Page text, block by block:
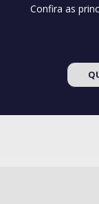
Confira as